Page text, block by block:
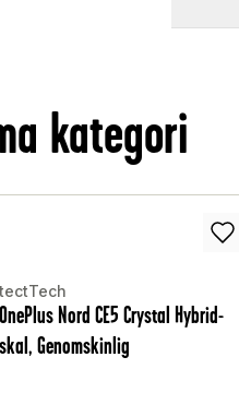
kategori
tectTech
OnePlus Nord CE5 Crystal Hybrid-
skal, Genomskinlig